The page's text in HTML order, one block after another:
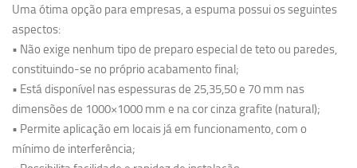
Uma ótima opção para empresas, a espuma possui os seguintes
aspectos:
• Não exige nenhum tipo de preparo especial de teto ou paredes,
constituindo-se no próprio acabamento final;
• Está disponível nas espessuras de 25,35,50 e 70 mm nas
dimensões de 1000×1000 mm e na cor cinza grafite (natural);
• Permite aplicação em locais já em funcionamento, com o
mínimo de interferência;